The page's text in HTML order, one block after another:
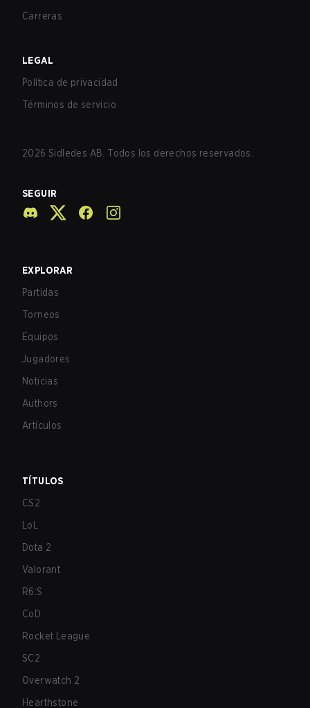
Carreras
LEGAL
Política de privacidad
Términos de servicio
2026 Sidledes AB. Todos los derechos reservados.
SEGUIR
EXPLORAR
Partidas
Torneos
Equipos
Jugadores
Noticias
Authors
Artículos
TÍTULOS
CS2
LoL
Dota 2
Valorant
R6:S
CoD
Rocket League
SC2
Overwatch 2
Hearthstone